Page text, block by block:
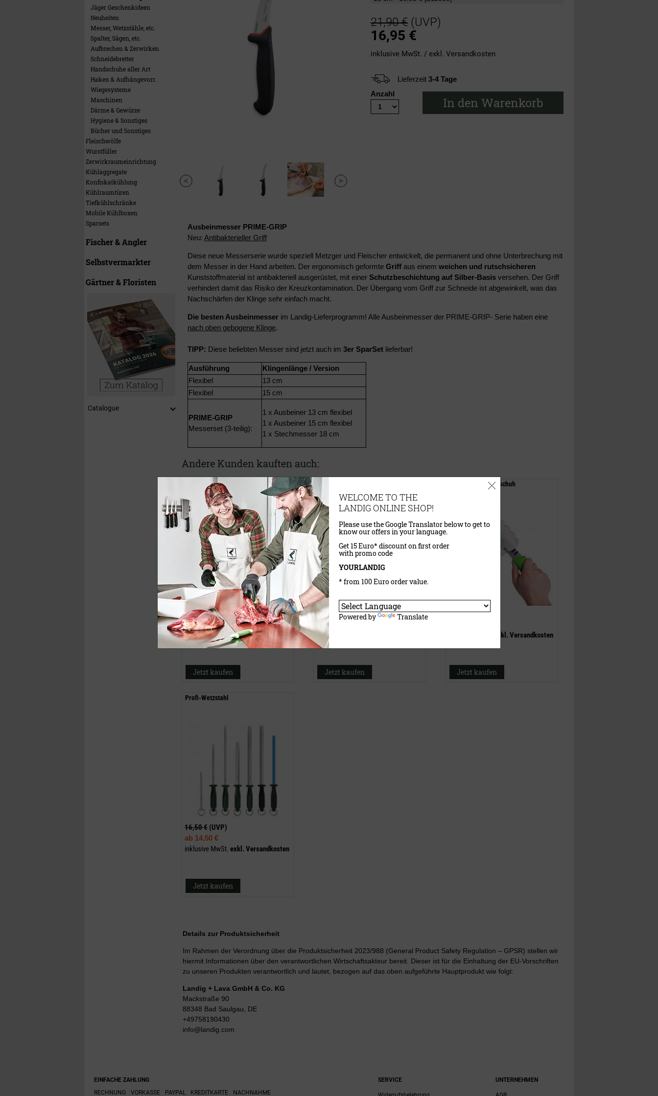
Jäger Geschenkideen
Neuheiten
Messer, Wetzstähle, etc.
Spalter, Sägen, etc.
Aufbrechen & Zerwirken
Schneidebretter
Handschuhe aller Art
Haken & Aufhängevorr.
Wiegesysteme
Maschinen
Därme & Gewürze
Hygiene & Sonstiges
Bücher und Sonstiges
Fleischwölfe
Wurstfüller
Zerwirkraumeinrichtung
Kühlaggregate
Konfiskatkühlung
Kühlraumtüren
Tiefkühlschränke
Mobile Kühlboxen
Sparsets
Fischer & Angler
Selbstvermarkter
Gärtner & Floristen
Catalogue
21,90 € (UVP)
16,95 €
inklusive MwSt. / exkl. Versandkosten
Lieferzeit 3-4 Tage
Anzahl
In den Warenkorb
Ausbeinmesser PRIME-GRIP
Neu: Antibakterieller Griff
Diese neue Messerserie wurde speziell Metzger und Fleischer entwickelt, die permanent und ohne Unterbrechung mit
dem Messer in der Hand arbeiten. Der ergonomisch geformte Griff aus einem weichen und rutschsicheren
Kunststoffmaterial ist antibakteriell ausgerüstet, mit einer Schutzbeschichtung auf Silber-Basis versehen. Der Griff
verhindert damit das Risiko der Kreuzkontamination. Der Übergang vom Griff zur Schneide ist abgewinkelt, was das
Nachschärfen der Klinge sehr einfach macht.
Die besten Ausbeinmesser im Landig-Lieferprogramm! Alle Ausbeinmesser der PRIME-GRIP- Serie haben eine
nach oben gebogene Klinge.
TIPP: Diese beliebten Messer sind jetzt auch im 3er SparSet lieferbar!
Ausführung
Klingenlänge / Version
Flexibel
13 cm
Flexibel
15 cm
PRIME-GRIP
Messerset (3-teilig):
1 x Ausbeiner 13 cm flexibel
1 x Ausbeiner 15 cm flexibel
1 x Stechmesser 18 cm
Andere Kunden kauften auch:
Profi Zerwirkmesser Set PRIME-GRIP
(3-teilig)
61,95 €(UVP)
45,00 €
inklusive MwSt. exkl.Versandkosten
Jetzt kaufen
12,00 €(UVP)
10,95 €
inklusive MwSt.
Jetzt kaufen
Schnittschutzhandschuh
15,50 €(UVP)
exkl. Versandkosten
Jetzt kaufen
Profi-Wetzstahl
16,50 € (UVP)
ab 14,50 €
inklusive MwSt. exkl. Versandkosten
Jetzt kaufen
Details zur Produktsicherheit
Im Rahmen der Verordnung über die Produktsicherheit 2023/988 (General Product Safety Regulation – GPSR) stellen wir
hiermit Informationen über den verantwortlichen Wirtschaftsakteur bereit. Dieser ist für die Einhaltung der EU-Vorschriften
zu unseren Produkten verantwortlich und lautet, bezogen auf das oben aufgeführte Hauptprodukt wie folgt:
Landig + Lava GmbH & Co. KG
Mackstraße 90
88348 Bad Saulgau, DE
+49758190430
info@landig.com
EINFACHE ZAHLUNG
RECHNUNG
VORKASSE PAYPAL KREDITKARTE NACHNAHME
SERVICE UNTERNEHMEN
WELCOME TO THE
LANDIG ONLINE SHOP!
Please use the Google Translator below to get to
know our offers in your language.
Get 15 Euro* discount on first order
with promo code
YOURLANDIG
* from 100 Euro order value.
Powered by Translate